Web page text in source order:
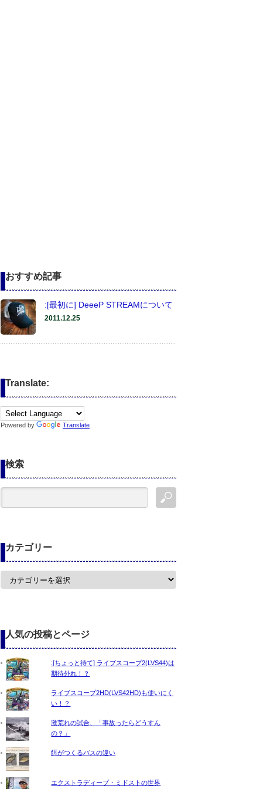
おすすめ記事
:[最初に] DeeeP STREAMについて
2011.12.25
Translate:
Powered by Translate
検索
カテゴリー
カ
人気の投稿とページ
:[ちょっと待て] ライブスコープ2(LVS44)は
期待外れ！？
ライブスコープ2HD(LVS42HD)も使いにく
い！？
激荒れの試合、「事故ったらどうすん
の？」
餌がつくるバスの違い
エクストラディープ・ミドストの世界